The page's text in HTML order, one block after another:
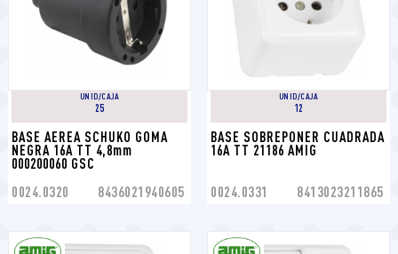
UNID/CAJA
25
BASE AEREA SCHUKO GOMA
NEGRA 16A TT 4,8mm
000200060 GSC
0024.0320 8436021940605
UNID/CAJA
12
BASE SOBREPONER CUADRADA
16A TT 21186 AMIG
0024.0331 8413023211865